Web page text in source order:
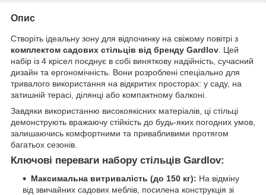
Опис
Створіть ідеальну зону для відпочинку на свіжому повітрі з
комплектом садових стільців від бренду Gardlov . Цей
набір із 4 крісел поєднує в собі виняткову надійність, сучасний
дизайн та ергономічність. Вони розроблені спеціально для
тривалого використання на відкритих просторах: у саду, на
затишній терасі, ділянці або компактному балконі.
Завдяки використанню високоякісних матеріалів, ці стільці
демонструють вражаючу стійкість до будь-яких погодних умов,
залишаючись комфортними та привабливими протягом
багатьох сезонів.
Ключові переваги набору стільців Gardlov:
Максимальна витривалість (до 150 кг): На відміну
від звичайних садових меблів, посилена конструкція зі